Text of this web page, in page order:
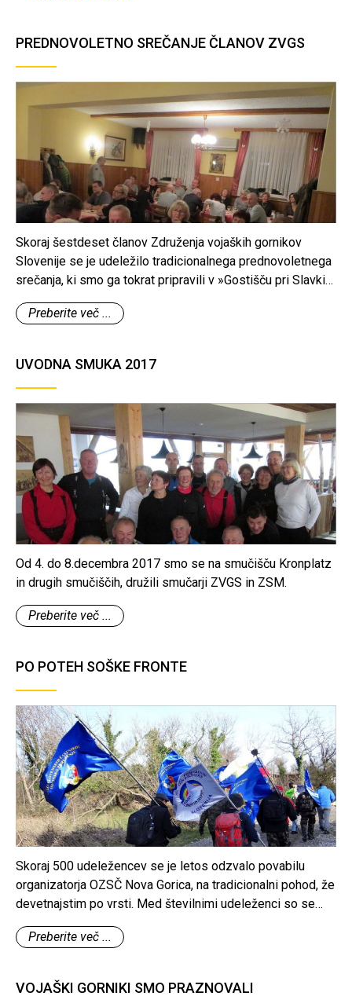
PREDNOVOLETNO SREČANJE ČLANOV ZVGS
Skoraj šestdeset članov Združenja vojaških gornikov
Slovenije se je udeležilo tradicionalnega prednovoletnega
srečanja, ki smo ga tokrat pripravili v »Gostišču pri Slavki«
v Podbrezjah. Prijetno druženje se je začelo s pozdravnim
nagovorom in voščilom predsednika ZVGS ter se
Pomembno je poudariti, da je vsaka srečka zadela in da so
udeleženci dobili »Gorenjcem prijazne srečke«, kar
pomeni, da so bile zastonj!
Preberite več ...
UVODNA SMUKA 2017
Od 4. do 8.decembra 2017 smo se na smučišču Kronplatz
in drugih smučiščih, družili smučarji ZVGS in ZSM.
Preberite več ...
PO POTEH SOŠKE FRONTE
Skoraj 500 udeležencev se je letos odzvalo povabilu
organizatorja OZSČ Nova Gorica, na tradicionalni pohod, že
devetnajstim po vrsti. Med številnimi udeleženci so se
letošnjega pohoda udeležili tudi člani Združenja vojaških
gornikov Slovenije.
Preberite več ...
VOJAŠKI GORNIKI SMO PRAZNOVALI